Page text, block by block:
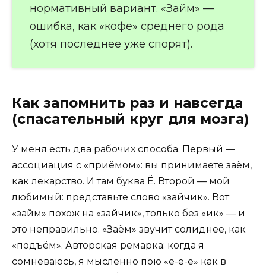
нормативный вариант. «Займ» —
ошибка, как «кофе» среднего рода
(хотя последнее уже спорят).
Как запомнить раз и навсегда
(спасательный круг для мозга)
У меня есть два рабочих способа. Первый —
ассоциация с «приёмом»: вы принимаете заём,
как лекарство. И там буква Ё. Второй — мой
любимый: представьте слово «зайчик». Вот
«займ» похож на «зайчик», только без «ик» — и
это неправильно. «Заём» звучит солиднее, как
«подъём». Авторская ремарка: когда я
сомневаюсь, я мысленно пою «ё-ё-ё» как в